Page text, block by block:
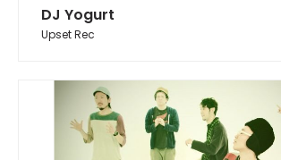
DJ Yogurt
Upset Rec